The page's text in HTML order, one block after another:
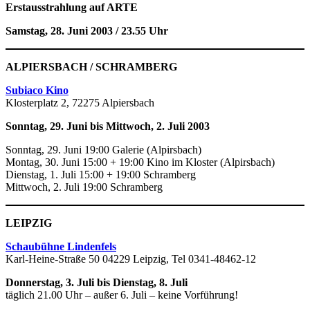
Erstausstrahlung auf ARTE
Samstag, 28. Juni 2003 / 23.55 Uhr
ALPIERSBACH / SCHRAMBERG
Subiaco Kino
Klosterplatz 2, 72275 Alpiersbach
Sonntag, 29. Juni bis Mittwoch, 2. Juli 2003
Sonntag, 29. Juni 19:00 Galerie (Alpirsbach)
Montag, 30. Juni 15:00 + 19:00 Kino im Kloster (Alpirsbach)
Dienstag, 1. Juli 15:00 + 19:00 Schramberg
Mittwoch, 2. Juli 19:00 Schramberg
LEIPZIG
Schaubühne Lindenfels
Karl-Heine-Straße 50 04229 Leipzig, Tel 0341-48462-12
Donnerstag, 3. Juli bis Dienstag, 8. Juli
täglich 21.00 Uhr – außer 6. Juli – keine Vorführung!